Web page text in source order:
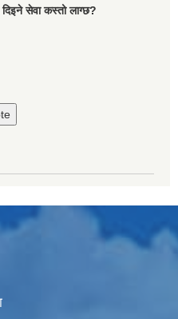
दिइने सेवा कस्तो लाग्छ?